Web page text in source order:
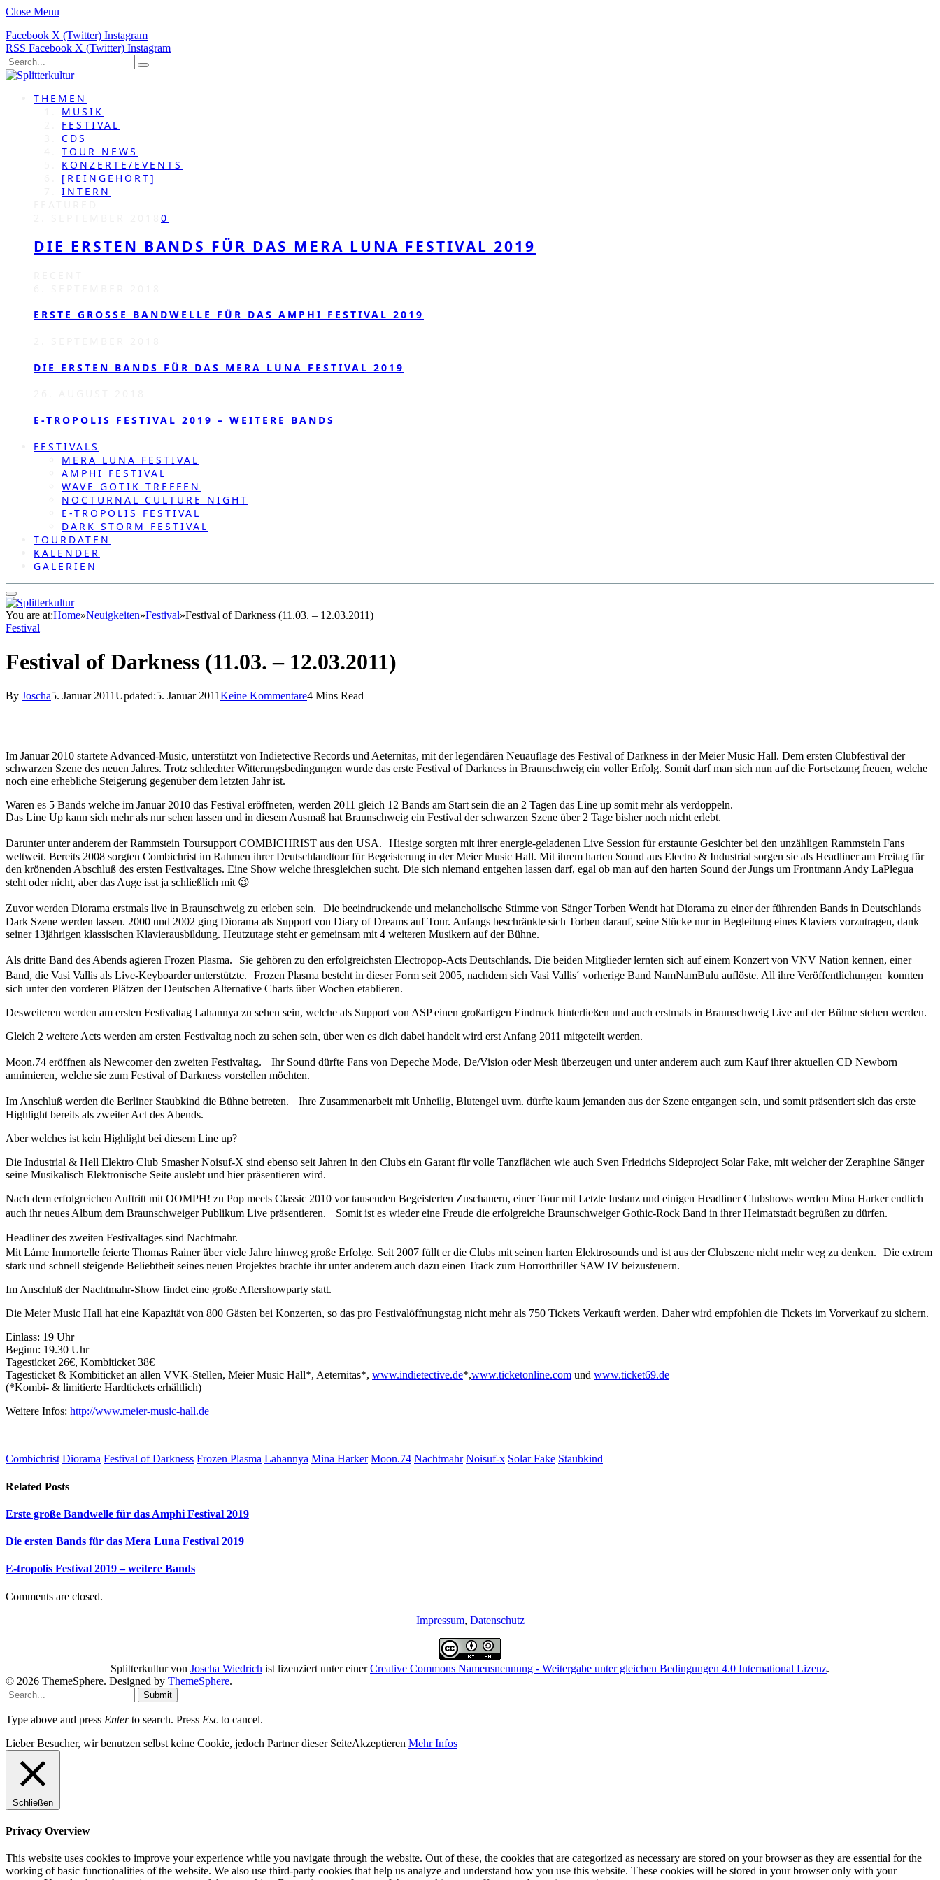
Close Menu
Facebook X (Twitter) Instagram
RSS Facebook X (Twitter) Instagram
THEMEN
MUSIK
FESTIVAL
CDS
TOUR NEWS
KONZERTE/EVENTS
[REINGEHÖRT]
INTERN
0
DIE ERSTEN BANDS FÜR DAS MERA LUNA FESTIVAL 2019
ERSTE GROSSE BANDWELLE FÜR DAS AMPHI FESTIVAL 2019
DIE ERSTEN BANDS FÜR DAS MERA LUNA FESTIVAL 2019
E-TROPOLIS FESTIVAL 2019 – WEITERE BANDS
FESTIVALS
MERA LUNA FESTIVAL
AMPHI FESTIVAL
WAVE GOTIK TREFFEN
NOCTURNAL CULTURE NIGHT
E-TROPOLIS FESTIVAL
DARK STORM FESTIVAL
TOURDATEN
KALENDER
GALERIEN
You are at:Home»Neuigkeiten»Festival»Festival of Darkness (11.03. – 12.03.2011)
Festival
Festival of Darkness (11.03. – 12.03.2011)
By Joscha5. Januar 2011Updated:5. Januar 2011Keine Kommentare4 Mins Read
Im Januar 2010 startete Advanced-Music, unterstützt von Indietective Records und Aeternitas, mit der legendären Neuauflage des Festival of Darkness in der Meier Music Hall. Dem ersten Clubfestival der
schwarzen Szene des neuen Jahres. Trotz schlechter Witterungsbedingungen wurde das erste Festival of Darkness in Braunschweig ein voller Erfolg. Somit darf man sich nun auf die Fortsetzung freuen, welche
noch eine erhebliche Steigerung gegenüber dem letzten Jahr ist.
Waren es 5 Bands welche im Januar 2010 das Festival eröffneten, werden 2011 gleich 12 Bands am Start sein die an 2 Tagen das Line up somit mehr als verdoppeln.
Das Line Up kann sich mehr als nur sehen lassen und in diesem Ausmaß hat Braunschweig ein Festival der schwarzen Szene über 2 Tage bisher noch nicht erlebt.
Darunter unter anderem der Rammstein Toursupport COMBICHRIST aus den USA. Hiesige sorgten mit ihrer energie-geladenen Live Session für erstaunte Gesichter bei den unzähligen Rammstein Fans
weltweit. Bereits 2008 sorgten Combichrist im Rahmen ihrer Deutschlandtour für Begeisterung in der Meier Music Hall. Mit ihrem harten Sound aus Electro & Industrial sorgen sie als Headliner am Freitag für
den krönenden Abschluß des ersten Festivaltages. Eine Show welche ihresgleichen sucht. Die sich niemand entgehen lassen darf, egal ob man auf den harten Sound der Jungs um Frontmann Andy LaPlegua
steht oder nicht, aber das Auge isst ja schließlich mit 😉
Zuvor werden Diorama erstmals live in Braunschweig zu erleben sein. Die beeindruckende und melancholische Stimme von Sänger Torben Wendt hat Diorama zu einer der führenden Bands in Deutschlands
Dark Szene werden lassen. 2000 und 2002 ging Diorama als Support von Diary of Dreams auf Tour. Anfangs beschränkte sich Torben darauf, seine Stücke nur in Begleitung eines Klaviers vorzutragen, dank
seiner 13jährigen klassischen Klavierausbildung. Heutzutage steht er gemeinsam mit 4 weiteren Musikern auf der Bühne.
Als dritte Band des Abends agieren Frozen Plasma. Sie gehören zu den erfolgreichsten Electropop-Acts Deutschlands. Die beiden Mitglieder lernten sich auf einem Konzert von VNV Nation kennen, einer
Band, die Vasi Vallis als Live-Keyboarder unterstützte. Frozen Plasma besteht in dieser Form seit 2005, nachdem sich Vasi Vallis´ vorherige Band NamNamBulu auflöste. All ihre Veröffentlichungen konnten
sich unter den vorderen Plätzen der Deutschen Alternative Charts über Wochen etablieren.
Desweiteren werden am ersten Festivaltag Lahannya zu sehen sein, welche als Support von ASP einen großartigen Eindruck hinterließen und auch erstmals in Braunschweig Live auf der Bühne stehen werden.
Gleich 2 weitere Acts werden am ersten Festivaltag noch zu sehen sein, über wen es dich dabei handelt wird erst Anfang 2011 mitgeteilt werden.
Moon.74 eröffnen als Newcomer den zweiten Festivaltag. Ihr Sound dürfte Fans von Depeche Mode, De/Vision oder Mesh überzeugen und unter anderem auch zum Kauf ihrer aktuellen CD Newborn
annimieren, welche sie zum Festival of Darkness vorstellen möchten.
Im Anschluß werden die Berliner Staubkind die Bühne betreten. Ihre Zusammenarbeit mit Unheilig, Blutengel uvm. dürfte kaum jemanden aus der Szene entgangen sein, und somit präsentiert sich das erste
Highlight bereits als zweiter Act des Abends.
Aber welches ist kein Highlight bei diesem Line up?
Die Industrial & Hell Elektro Club Smasher Noisuf-X sind ebenso seit Jahren in den Clubs ein Garant für volle Tanzflächen wie auch Sven Friedrichs Sideproject Solar Fake, mit welcher der Zeraphine Sänger
seine Musikalisch Elektronische Seite auslebt und hier präsentieren wird.
Nach dem erfolgreichen Auftritt mit OOMPH! zu Pop meets Classic 2010 vor tausenden Begeisterten Zuschauern, einer Tour mit Letzte Instanz und einigen Headliner Clubshows werden Mina Harker endlich
auch ihr neues Album dem Braunschweiger Publikum Live präsentieren. Somit ist es wieder eine Freude die erfolgreiche Braunschweiger Gothic-Rock Band in ihrer Heimatstadt begrüßen zu dürfen.
Headliner des zweiten Festivaltages sind Nachtmahr.
Mit Láme Immortelle feierte Thomas Rainer über viele Jahre hinweg große Erfolge. Seit 2007 füllt er die Clubs mit seinen harten Elektrosounds und ist aus der Clubszene nicht mehr weg zu denken. Die extrem
stark und schnell steigende Beliebtheit seines neuen Projektes brachte ihr unter anderem auch dazu einen Track zum Horrorthriller SAW IV beizusteuern.
Im Anschluß der Nachtmahr-Show findet eine große Aftershowparty statt.
Die Meier Music Hall hat eine Kapazität von 800 Gästen bei Konzerten, so das pro Festivalöffnungstag nicht mehr als 750 Tickets Verkauft werden. Daher wird empfohlen die Tickets im Vorverkauf zu sichern.
Einlass: 19 Uhr
Beginn: 19.30 Uhr
Tagesticket 26€, Kombiticket 38€
Tagesticket & Kombiticket an allen VVK-Stellen, Meier Music Hall*, Aeternitas*, www.indietective.de*,www.ticketonline.com und www.ticket69.de
(*Kombi- & limitierte Hardtickets erhältlich)
Weitere Infos: http://www.meier-music-hall.de
Combichrist Diorama Festival of Darkness Frozen Plasma Lahannya Mina Harker Moon.74 Nachtmahr Noisuf-x Solar Fake Staubkind
Related Posts
Erste große Bandwelle für das Amphi Festival 2019
Die ersten Bands für das Mera Luna Festival 2019
E-tropolis Festival 2019 – weitere Bands
Comments are closed.
Impressum, Datenschutz
Splitterkulturvon Joscha Wiedrich ist lizenziert unter einerCreative Commons Namensnennung - Weitergabe unter gleichen Bedingungen 4.0 International Lizenz.
© 2026 ThemeSphere. Designed by ThemeSphere.
Submit
Type above and press Enterto search. Press Esc to cancel.
Lieber Besucher, wir benutzen selbst keine Cookie, jedoch Partner dieser SeiteAkzeptieren Mehr Infos
Schließen
Privacy Overview
This website uses cookies to improve your experience while you navigate through the website. Out of these, the cookies that are categorized as necessary are stored on your browser as they are essential for the
working of basic functionalities of the website. We also use third-party cookies that help us analyze and understand how you use this website. These cookies will be stored in your browser only with your